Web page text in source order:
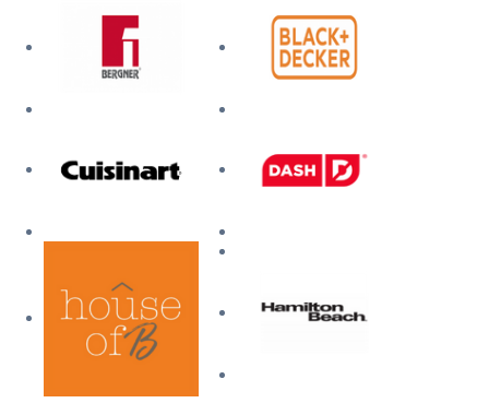
Mi cuenta